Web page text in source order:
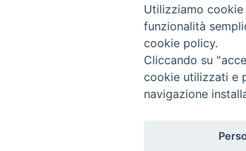
Copyright © 2019 - Tutti i diritti
Utilizziamo
funzionalità
cookie policy.
Cliccando su
cookie utilizzati e
navigazione